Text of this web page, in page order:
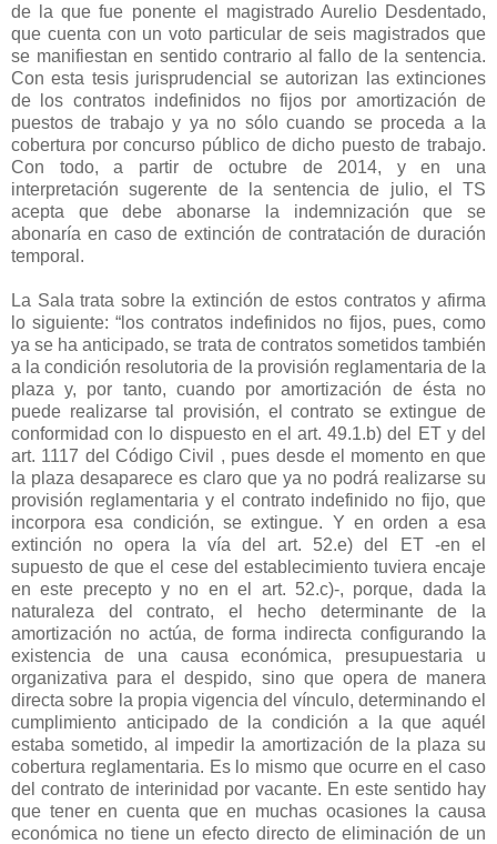
de la que fue ponente el magistrado Aurelio Desdentado,
que cuenta con un voto particular de seis magistrados que
se manifiestan en sentido contrario al fallo de la sentencia.
Con esta tesis jurisprudencial se autorizan las extinciones
de los contratos indefinidos no fijos por amortización de
puestos de trabajo y ya no sólo cuando se proceda a la
cobertura por concurso público de dicho puesto de trabajo.
Con todo, a partir de octubre de 2014, y en una
interpretación sugerente de la sentencia de julio, el TS
acepta que debe abonarse la indemnización que se
abonaría en caso de extinción de contratación de duración
temporal.
La Sala trata sobre la extinción de estos contratos y afirma
lo siguiente: “los contratos indefinidos no fijos, pues, como
ya se ha anticipado, se trata de contratos sometidos también
a la condición resolutoria de la provisión reglamentaria de la
plaza y, por tanto, cuando por amortización de ésta no
puede realizarse tal provisión, el contrato se extingue de
conformidad con lo dispuesto en el art. 49.1.b) del ET y del
art. 1117 del Código Civil , pues desde el momento en que
la plaza desaparece es claro que ya no podrá realizarse su
provisión reglamentaria y el contrato indefinido no fijo, que
incorpora esa condición, se extingue. Y en orden a esa
extinción no opera la vía del art. 52.e) del ET -en el
supuesto de que el cese del establecimiento tuviera encaje
en este precepto y no en el art. 52.c)-, porque, dada la
naturaleza del contrato, el hecho determinante de la
amortización no actúa, de forma indirecta configurando la
existencia de una causa económica, presupuestaria u
organizativa para el despido, sino que opera de manera
directa sobre la propia vigencia del vínculo, determinando el
cumplimiento anticipado de la condición a la que aquél
estaba sometido, al impedir la amortización de la plaza su
cobertura reglamentaria. Es lo mismo que ocurre en el caso
del contrato de interinidad por vacante. En este sentido hay
que tener en cuenta que en muchas ocasiones la causa
económica no tiene un efecto directo de eliminación de un